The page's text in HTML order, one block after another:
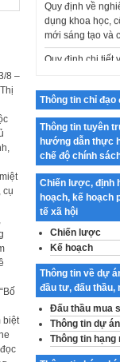
8 –
cụ
biệt
dụng khoa học,
mới sáng tạo và
Quy định chi tiết
thi hành một số
Sửa đổi, bổ sung
dung tại Nghị
CP ngày 24
Ban hành
động của Chính
Nghị quyết số 02-
17…
THÔNG BÁO
động hợp đồng
số 111/2022/NĐ-
Sửa đổi, bổ
của Thông tư số
BTC của Bộ
Quy định về
Thông tin chỉ đạo
Thông tin tuyên
hướng dẫn thực
chế độ chính
Chiến lược, định
hoạch, kế hoạch
tế xã hội
Chiến lược
Kế hoạch
Thông tin về dự
đầu tư, đấu thầu,
Đấu thầu mua
Thông tin dự án
Thông tin